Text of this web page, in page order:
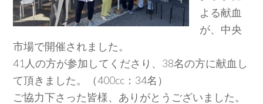
よる献血
が、中央
市場で開催されました。
41人の方が参加してくださり、38名の方に献血し
て頂きました。（400cc：34名）
ご協力下さった皆様、ありがとうございました。